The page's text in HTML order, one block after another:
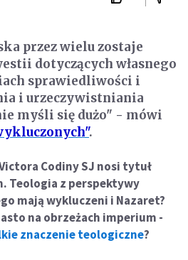
przez wielu zostaje
dotyczących własnego
sprawiedliwości i
i urzeczywistniania
myśli się dużo" - mówi
.
Codiny SJ nosi tytuł
Teologia z perspektywy
mają wykluczeni i Nazaret?
na obrzeżach imperium -
znaczenie teologiczne?